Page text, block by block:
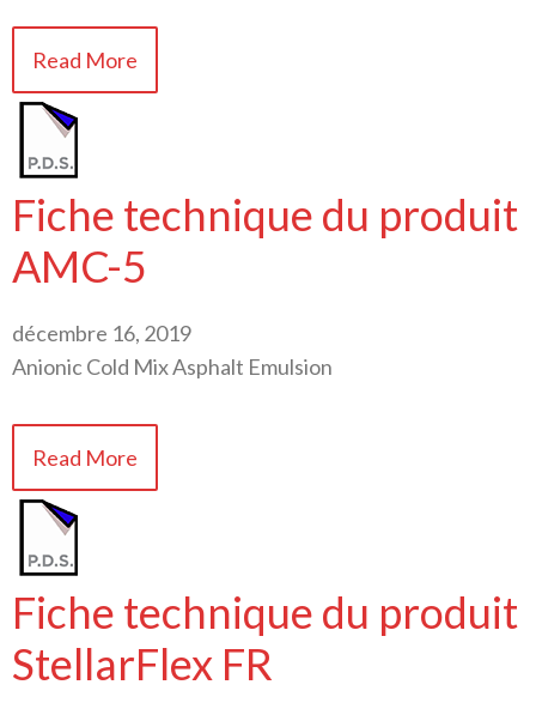
Read More
Fiche technique du produit
AMC-5
décembre 16, 2019
Anionic Cold Mix Asphalt Emulsion
Read More
Fiche technique du produit
StellarFlex FR